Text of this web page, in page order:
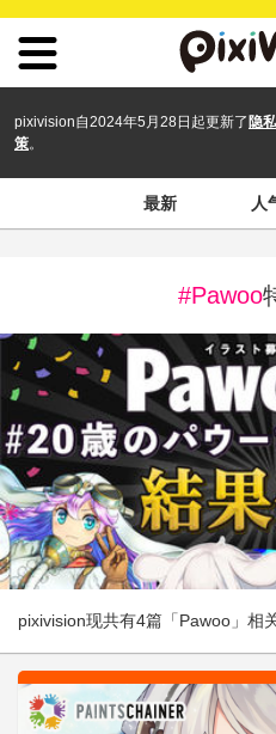
pixivision自2024年5月28日起更新了 隐
策。
最新 人
#Pawoo
pixivision现共有4篇「Pawoo」相